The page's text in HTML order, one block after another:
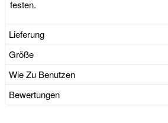
festen.
Lieferung
Größe
Wie Zu Benutzen
Bewertungen